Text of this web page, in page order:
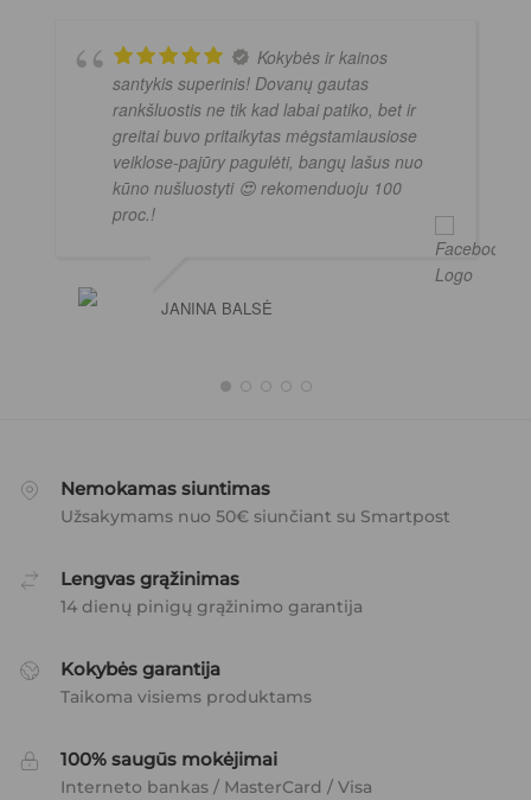
Kokybės ir kainos
santykis superinis! Dovanų gautas
rankšluostis ne tik kad labai patiko, bet ir
greitai buvo pritaikytas mėgstamiausiose
veiklose-pajūry pagulėti, bangų lašus nuo
kūno nušluostyti 😍 rekomenduoju 100
proc.!
JANINA BALSĖ
Nemokamas siuntimas
Užsakymams nuo 50€ siunčiant su Smartpost
Lengvas grąžinimas
14 dienų pinigų grąžinimo garantija
Kokybės garantija
Taikoma visiems produktams
100% saugūs mokėjimai
Interneto bankas / MasterCard / Visa